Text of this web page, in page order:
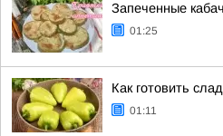
Запеченные
01:25
Как готовить
01:11